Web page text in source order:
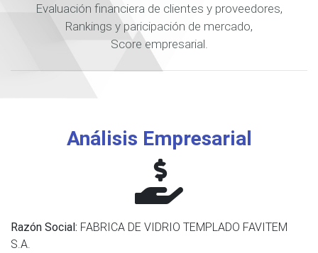
Evaluación financiera de clientes y proveedores,
Rankings y paricipación de mercado,
Score empresarial.
Análisis Empresarial
Razón Social: FABRICA DE VIDRIO TEMPLADO FAVITEM
S.A.